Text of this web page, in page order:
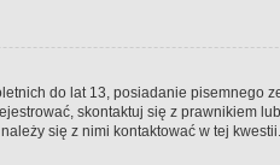
do lat 13, posiadanie pisemnego
skontaktuj się z prawnikiem
się z nimi kontaktować w tej kwestii.